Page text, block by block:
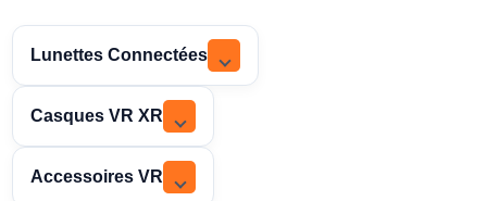
Lunettes Connectées
Casques VR XR
Accessoires VR